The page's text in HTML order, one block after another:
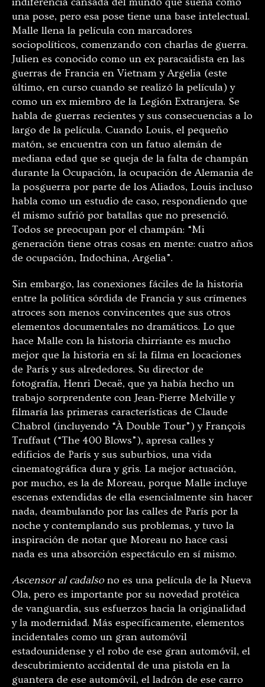
una pose, pero esa pose tiene una base intelectual.
Malle llena la película con marcadores
sociopolíticos, comenzando con charlas de guerra.
Julien es conocido como un ex paracaidista en las
guerras de Francia en Vietnam y Argelia (este
último, en curso cuando se realizó la película) y
como un ex miembro de la Legión Extranjera. Se
habla de guerras recientes y sus consecuencias a lo
largo de la película. Cuando Louis, el pequeño
matón, se encuentra con un fatuo alemán de
mediana edad que se queja de la falta de champán
durante la Ocupación, la ocupación de Alemania de
la posguerra por parte de los Aliados, Louis incluso
habla como un estudio de caso, respondiendo que
él mismo sufrió por batallas que no presenció.
Todos se preocupan por el champán: “Mi
generación tiene otras cosas en mente: cuatro años
de ocupación, Indochina, Argelia”.
Sin embargo, las conexiones fáciles de la historia
entre la política sórdida de Francia y sus crímenes
atroces son menos convincentes que sus otros
elementos documentales no dramáticos. Lo que
hace Malle con la historia chirriante es mucho
mejor que la historia en sí: la filma en locaciones
de París y sus alrededores. Su director de
fotografía, Henri Decaë, que ya había hecho un
trabajo sorprendente con Jean-Pierre Melville y
filmaría las primeras características de Claude
Chabrol (incluyendo “À Double Tour”) y François
Truffaut (“The 400 Blows”), apresa calles y
edificios de París y sus suburbios, una vida
cinematográfica dura y gris. La mejor actuación,
por mucho, es la de Moreau, porque Malle incluye
escenas extendidas de ella esencialmente sin hacer
nada, deambulando por las calles de París por la
noche y contemplando sus problemas, y tuvo la
inspiración de notar que Moreau no hace casi
nada es una absorción espectáculo en sí mismo.
Ascensor al cadalsono es una película de la Nueva
Ola, pero es importante por su novedad protéica
de vanguardia, sus esfuerzos hacia la originalidad
y la modernidad. Más específicamente, elementos
incidentales como un gran automóvil
estadounidense y el robo de ese gran automóvil, el
descubrimiento accidental de una pistola en la
guantera de ese automóvil, el ladrón de ese carro